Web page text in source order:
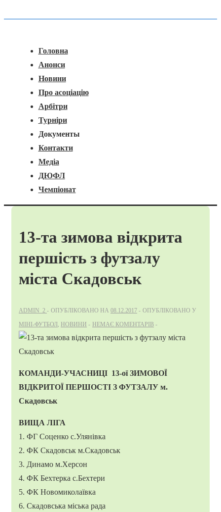
Головна
Анонси
Новини
Про асоціацію
Арбітри
Турніри
Документы
Контакти
Медіа
ДЮФЛ
Чемпіонат
13-та зимова відкрита
першість з футзалу
міста Скадовськ
ADMIN_2 ОПУБЛІКОВАНО НА 08.12.2017
ОПУБЛІКОВАНО У
МІНІ-ФУТБОЛ НОВИНИ НЕМАЄ КОМЕНТАРІВ
КОМАНДИ-УЧАСНИЦІ 13-ої ЗИМОВОЇ
ВІДКРИТОЇ ПЕРШОСТІ З ФУТЗАЛУ м.
Скадовськ
ВИЩА ЛІГА
1. ФГ Соценко с.Улянівка
2. ФК Скадовськ м.Скадовськ
3. Динамо м.Херсон
4. ФК Бехтерка с.Бехтери
5. ФК Новомиколаївка
6. Скадовська міська рада